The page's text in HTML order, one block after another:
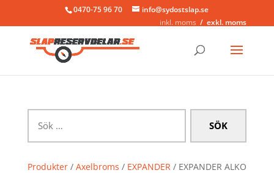
0470-75 96 70
info@sydostslap.se
inkl. moms
exkl. moms
efter:
Produkter/ Axelbroms / EXPANDER/ EXPANDER ALKO